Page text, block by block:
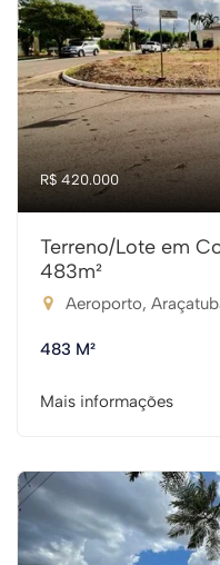
R$ 420.000
Terreno/Lote em
483m²
Aeroporto,
483 M²
Mais informações